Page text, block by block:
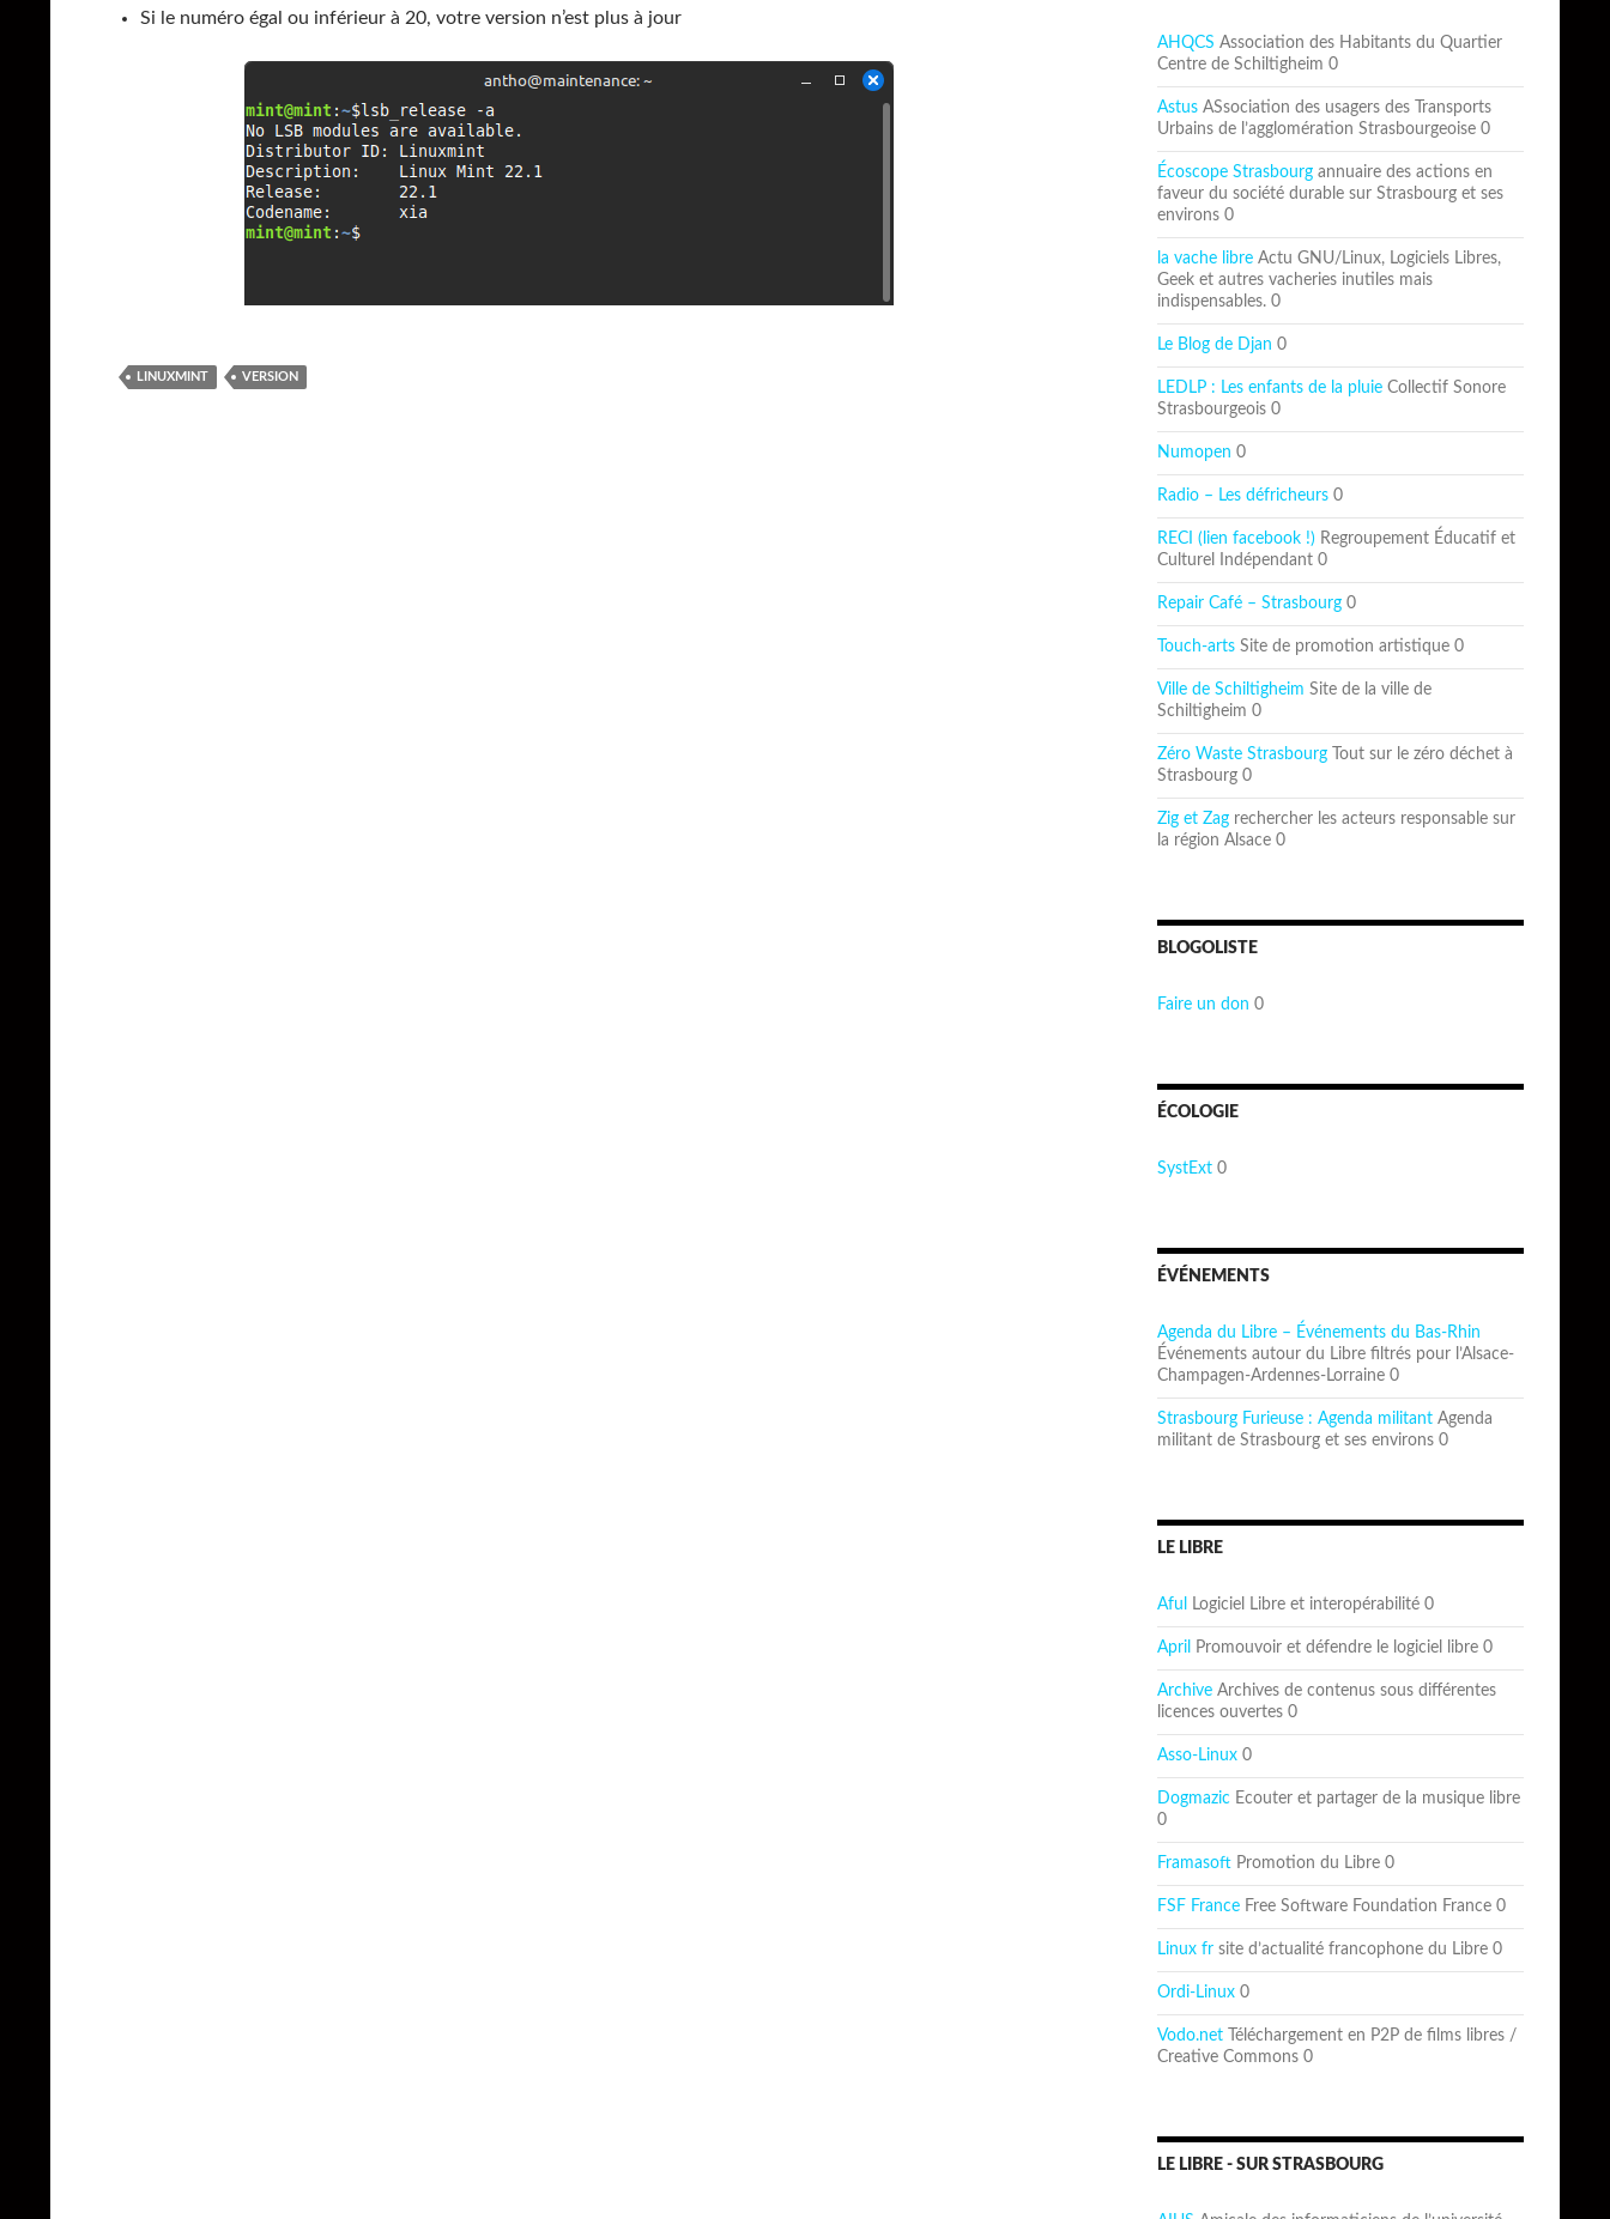
Si le numéro égal ou inférieur à 20, votre version n’est plus à jour
LINUXMINT VERSION
AHQCS Association des Habitants du Quartier
Centre de Schiltigheim 0
Astus ASsociation des usagers des Transports
Urbains de l’agglomération Strasbourgeoise 0
Écoscope Strasbourg annuaire des actions en
faveur du société durable sur Strasbourg et ses
environs 0
la vache libre Actu GNU/Linux, Logiciels Libres,
Geek et autres vacheries inutiles mais
indispensables. 0
Le Blog de Djan 0
LEDLP : Les enfants de la pluie Collectif Sonore
Strasbourgeois 0
Numopen 0
Radio – Les défricheurs 0
RECI (lien facebook !) Regroupement Éducatif et
Culturel Indépendant 0
Repair Café – Strasbourg 0
Touch-arts Site de promotion artistique 0
Ville de Schiltigheim Site de la ville de
Schiltigheim 0
Zéro Waste Strasbourg Tout sur le zéro déchet à
Strasbourg 0
Zig et Zag rechercher les acteurs responsable sur
la région Alsace 0
BLOGOLISTE
Faire un don 0
ÉCOLOGIE
SystExt 0
ÉVÉNEMENTS
Agenda du Libre – Événements du Bas-Rhin
Événements autour du Libre filtrés pour l’Alsace-
Champagen-Ardennes-Lorraine 0
Strasbourg Furieuse : Agenda militant Agenda
militant de Strasbourg et ses environs 0
LE LIBRE
Aful Logiciel Libre et interopérabilité 0
April Promouvoir et défendre le logiciel libre 0
Archive Archives de contenus sous différentes
licences ouvertes 0
Asso-Linux 0
Dogmazic Ecouter et partager de la musique libre
0
Framasoft Promotion du Libre 0
FSF France Free Software Foundation France 0
Linux fr site d’actualité francophone du Libre 0
Ordi-Linux 0
Vodo.net Téléchargement en P2P de films libres /
Creative Commons 0
LE LIBRE - SUR STRASBOURG